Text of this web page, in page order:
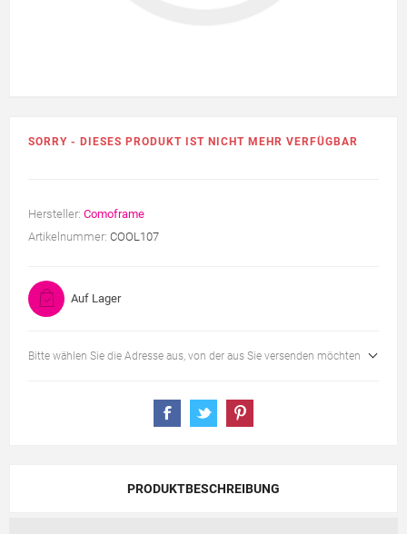
SORRY - DIESES PRODUKT IST NICHT MEHR VERFÜGBAR
Hersteller: Comoframe
Artikelnummer: COOL107
Auf Lager
Bitte wählen Sie die Adresse aus, von der aus Sie versenden möchten
PRODUKTBESCHREIBUNG